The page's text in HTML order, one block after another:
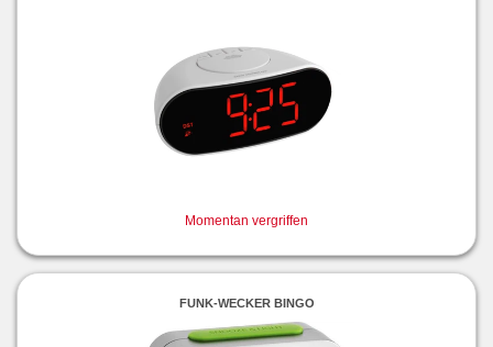
Momentan vergriffen
FUNK-WECKER BINGO